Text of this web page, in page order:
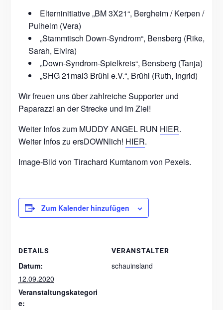
Elterninitiative „BM 3X21“, Bergheim / Kerpen /
Pulheim (Vera)
„Stammtisch Down-Syndrom“, Bensberg (Rike,
Sarah, Elvira)
„Down-Syndrom-Spielkreis“, Bensberg (Tanja)
„SHG 21mal3 Brühl e.V.“, Brühl (Ruth, Ingrid)
Wir freuen uns über zahlreiche Supporter und
Paparazzi an der Strecke und im Ziel!
Weiter Infos zum MUDDY ANGEL RUN HIER.
Weiter Infos zu ersDOWNlich! HIER.
Image-Bild von Tirachard Kumtanom von Pexels.
Zum Kalender hinzufügen
DETAILS
Datum:
12.09.2020
Veranstaltungskategori
e:
VERANSTALTER
schauinsland